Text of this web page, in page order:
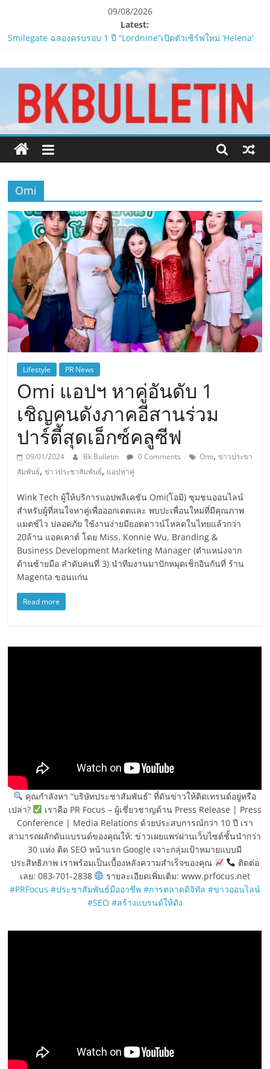
content
09/08/2026
Latest:
Smilegate ฉลองครบรอบ 1 ปี “Lordnine”เปิดตัวเซิร์ฟใหม่ ‘Helena’
PIPPER STANDARD® เปิดตัวแชมพูอาบน้ำ และ โฟมอาบแห้งสัตว์
เลี้ยง
ห้ามพลาด! Smilegate เปิดตัว ‘เฮเลนา’ เซิร์ฟเวอร์ใหม่ของ
LORDNINE 29 ก.ค. นี้
LORDNINE ครบรอบ 1 ปี! Smilegate เปิด “Helena” เซิร์ฟฯ ใหม่
พร้อมอาวุธเคียวและศึกกิลด์-PvP เดือดครึ่งปีหลัง 2026
เสนอ
ข่าว
ครบ
ทุก
Omi
Lifestyle PR News
Omi แอปฯ หาคู่อันดับ 1
เชิญคนดังภาคอีสานร่วม
ปาร์ตี้สุดเอ็กซ์คลูซีฟ
09/01/2024 Bk Bulletin 0 Comments Omi,ข่าวประขา
สัมพันธ์,ข่าวประชาสัมพันธ์, แอปหาคู่
Wink Tech ผู้ให้บริการแอปพลิเคชัน Omi(โอมิ) ชุมชนออนไลน์
สำหรับผู้ที่สนใจหาคู่เพื่อออกเดตและ พบปะเพื่อนใหม่ที่มีคุณภาพ
แมตช์ไว ปลอดภัย ใช้งานง่ายมียอดดาวน์โหลดในไทยแล้วกว่า
20ล้าน แอคเคาต์ โดย Miss. Konnie Wu, Branding &
Business Development Marketing Manager (ตำแหน่งจาก
ด้านซ้ายมือ ลำดับคนที่ 3) นำทีมงานมาปักหมุดเช็กอินกันที่ ร้าน
Magenta ขอนแก่น
Read more
คุณกำลังหา “บริษัทประชาสัมพันธ์” ที่ดันข่าวให้ติดเทรนด์อยู่หรือ
เปล่า?
เราคือ PR Focus – ผู้เชี่ยวชาญด้าน Press Release | Press
Conference | Media Relations ด้วยประสบการณ์กว่า 10 ปี เรา
สามารถผลักดันแบรนด์ของคุณให้: ข่าวเผยแพร่ผ่านเว็บไซต์ชั้นนำกว่า
30 แห่ง ติด SEO หน้าแรก Google เจาะกลุ่มเป้าหมายแบบมี
ประสิทธิภาพ เราพร้อมเป็นเบื้องหลังความสำเร็จของคุณ
ติดต่อ
เลย: 083-701-2838
รายละเอียดเพิ่มเติม: www.prfocus.net
#PRFocus #ประชาสัมพันธ์มืออาชีพ #การตลาดดิจิทัล #ข่าวออนไลน์
#SEO #สร้างแบรนด์ให้ดัง